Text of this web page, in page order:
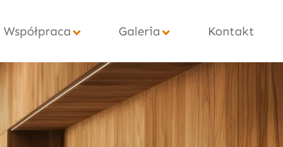
Współpraca Galeria Kontakt